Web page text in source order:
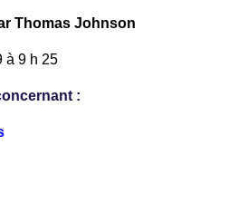
Thomas Johnson
à 9 h 25
: